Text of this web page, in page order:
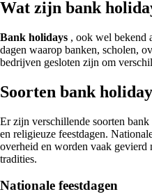
Wat zijn bank
Bank holidays , ook wel bekend
dagen waarop banken, scholen,
bedrijven gesloten zijn om
Soorten bank
Er zijn verschillende soorten
en religieuze feestdagen.
overheid en worden vaak gevierd
tradities.
Nationale feestdagen